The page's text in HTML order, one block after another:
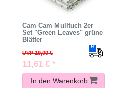
Cam Cam Mulltuch 2er
Set "Green Leaves" grüne
Blätter
UVP 19,00 €
11,61 € *
In den Warenkorb